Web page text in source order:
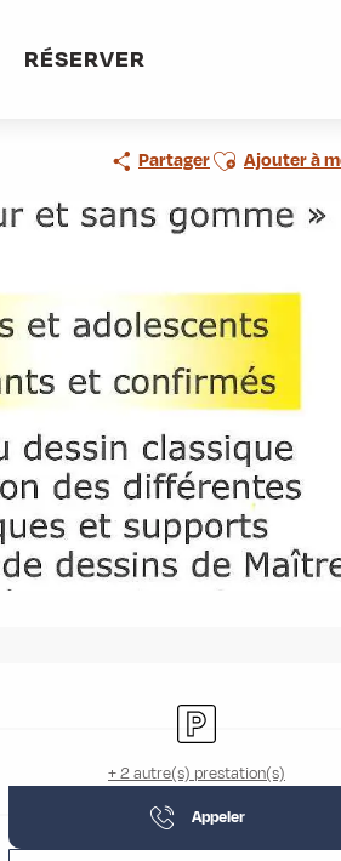
RÉSERVER
PartagerAjouter aux
Ajouter à
Ouverture et
Parking
+ 2 autre(s) prestation(s)
Appeler